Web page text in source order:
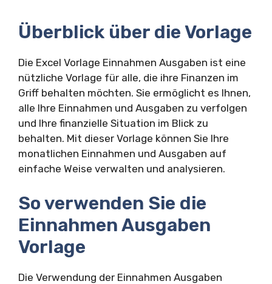
Überblick über die Vorlage
Die Excel Vorlage Einnahmen Ausgaben ist eine
nützliche Vorlage für alle, die ihre Finanzen im
Griff behalten möchten. Sie ermöglicht es Ihnen,
alle Ihre Einnahmen und Ausgaben zu verfolgen
und Ihre finanzielle Situation im Blick zu
behalten. Mit dieser Vorlage können Sie Ihre
monatlichen Einnahmen und Ausgaben auf
einfache Weise verwalten und analysieren.
So verwenden Sie die
Einnahmen Ausgaben
Vorlage
Die Verwendung der Einnahmen Ausgaben